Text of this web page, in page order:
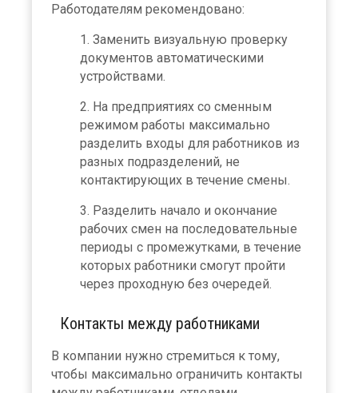
Работодателям рекомендовано:
Заменить визуальную проверку
документов автоматическими
устройствами.
На предприятиях со сменным
режимом работы максимально
разделить входы для работников из
разных подразделений, не
контактирующих в течение смены.
Разделить начало и окончание
рабочих смен на последовательные
периоды с промежутками, в течение
которых работники смогут пройти
через проходную без очередей.
Контакты между работниками
В компании нужно стремиться к тому,
чтобы максимально ограничить контакты